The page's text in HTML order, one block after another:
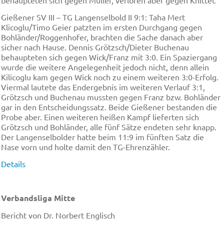
Gießener SV III – TG Langenselbold II 9:1: Taha Mert
Klicoglu/Timo Geier patzten im ersten Durchgang gegen
Bohländer/Roggenhofer, brachten die Sache danach aber
sicher nach Hause. Dennis Grötzsch/Dieter Buchenau
behaupteten sich gegen Wick/Franz mit 3:0. Ein Spaziergang
wurde die weitere Angelegenheit jedoch nicht, denn allein
Kilicoglu kam gegen Wick noch zu einem weiteren 3:0-Erfolg.
Viermal lautete das Endergebnis im weiteren Verlauf 3:1,
Grötzsch und Buchenau mussten gegen Franz bzw. Bohländer
gar in den Entscheidungssatz. Beide Gießener bestanden die
Probe aber. Einen weiteren heißen Kampf lieferten sich
Grötzsch und Bohländer, alle fünf Sätze endeten sehr knapp.
Der Langenselbolder hatte beim 11:9 im fünften Satz die
Nase vorn und holte damit den TG-Ehrenzähler.
Details
Verbandsliga Mitte
Bericht von Dr. Norbert Englisch